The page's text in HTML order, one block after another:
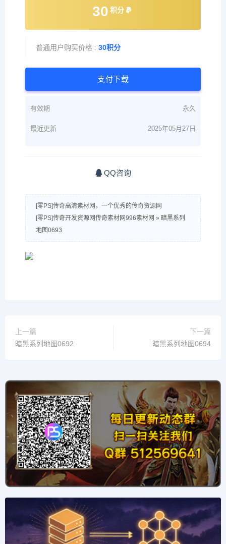
30 积分
普通用户购买价格 : 30积分
支付下载
有效期 永久
最近更新 2025年05月27日
QQ咨询
[零PS]传奇高清素材网，一个优秀的传奇资源网
[零PS]传奇开发资源网传奇素材网996素材网 » 暗黑系列
地图0693
上一篇
暗黑系列地图0692
下一篇
暗黑系列地图0694